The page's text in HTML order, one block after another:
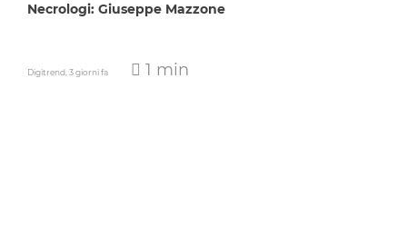
Necrologi: Giuseppe Mazzone
Digitrend,3 giorni fa 1 min